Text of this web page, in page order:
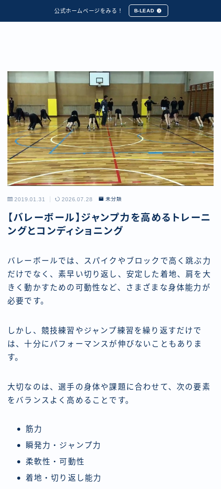
公式ホームページをみる！ B-LEAD
2019.01.31 2026.07.28 未分類
【バレーボール】ジャンプ力を高めるトレーニ
ングとコンディショニング
バレーボールでは、スパイクやブロックで高く跳ぶ力
だけでなく、素早い切り返し、安定した着地、肩を大
きく動かすための可動性など、さまざまな身体能力が
必要です。
しかし、競技練習やジャンプ練習を繰り返すだけで
は、十分にパフォーマンスが伸びないこともありま
す。
大切なのは、選手の身体や課題に合わせて、次の要素
をバランスよく高めることです。
筋力
瞬発力・ジャンプ力
柔軟性・可動性
着地・切り返し能力